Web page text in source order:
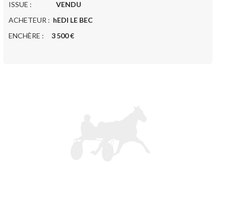
ISSUE : VENDU
ACHETEUR : hEDI LE BEC
ENCHÈRE : 3 500 €